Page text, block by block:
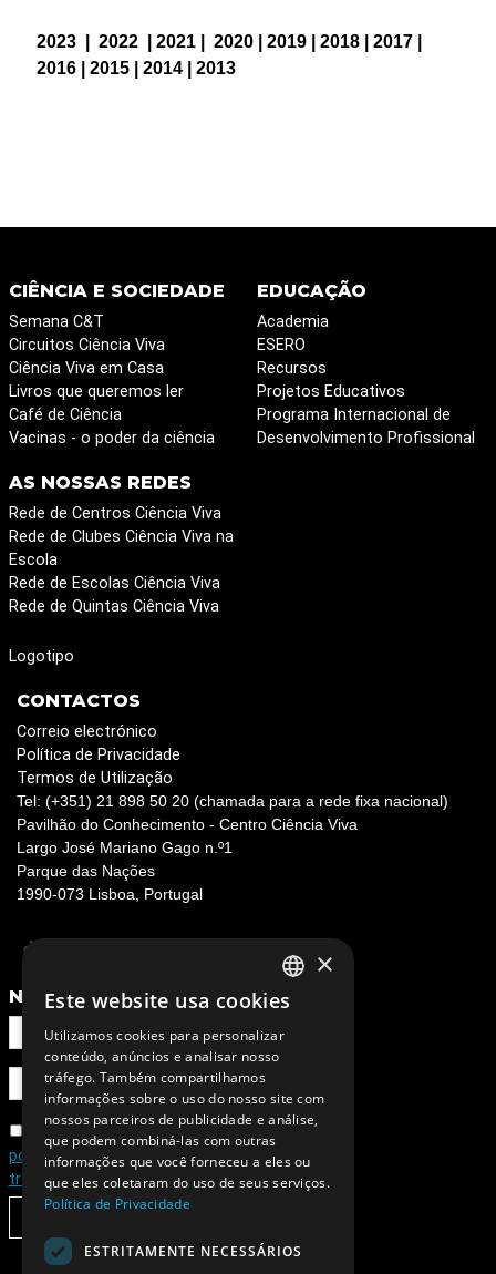
2023 2022 2021 2020 2019 2018 2017
2016
2015 2014 2013
CIÊNCIA E SOCIEDADE
Semana C&T
Circuitos Ciência Viva
Ciência Viva em Casa
Livros que queremos ler
Café de Ciência
Vacinas - o poder da ciência
EDUCAÇÃO
Academia
ESERO
Recursos
Projetos Educativos
Programa Internacional de
Desenvolvimento Profissional
AS NOSSAS REDES
Rede de Centros Ciência Viva
Rede de Clubes Ciência Viva na
Escola
Rede de Escolas Ciência Viva
Rede de Quintas Ciência Viva
Logotipo
CONTACTOS
Correio electrónico
Política de Privacidade
Termos de Utilização
Tel: (+351) 21 898 50 20 (chamada para a rede fixa nacional)
Pavilhão do Conhecimento - Centro Ciência Viva
Largo José Mariano Gago n.º1
Parque das Nações
1990-073 Lisboa, Portugal
NEWSLETTER
Concordo com a
política de privacidade e de
tratamento de dados pessoais
PORTUGUESE
ENGLISH
×
Este website usa cookies
Utilizamos cookies para personalizar
conteúdo, anúncios e analisar nosso
tráfego. Também compartilhamos
informações sobre o uso do nosso site com
nossos parceiros de publicidade e análise,
que podem combiná-las com outras
informações que você forneceu a eles ou
que eles coletaram do uso de seus serviços.
Política de Privacidade
ESTRITAMENTE NECESSÁRIOS